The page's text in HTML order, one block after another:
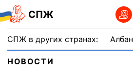
СПЖ
СПЖ в других странах:
НОВОСТИ